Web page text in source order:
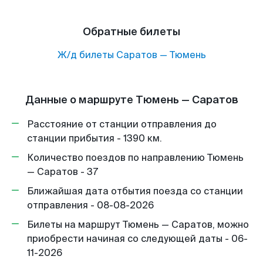
Обратные билеты
Ж/д билеты Саратов — Тюмень
Данные о маршруте Тюмень — Саратов
Расстояние от станции отправления до
станции прибытия - 1390 км.
Количество поездов по направлению Тюмень
— Саратов - 37
Ближайшая дата отбытия поезда со станции
отправления - 08-08-2026
Билеты на маршрут Тюмень — Саратов, можно
приобрести начиная со следующей даты - 06-
11-2026